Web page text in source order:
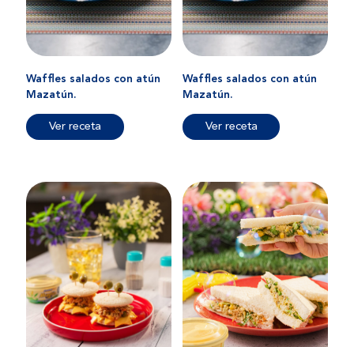
Waffles salados con atún
Mazatún.
Ver receta
Waffles salados con atún
Mazatún.
Ver receta